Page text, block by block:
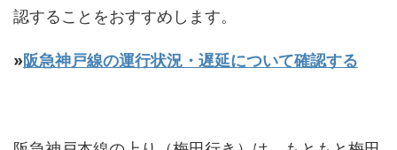
認することをおすすめします。
»阪急神戸線の運行状況・遅延について確認する